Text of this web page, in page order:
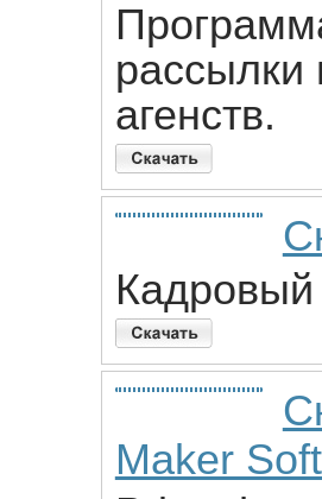
рассылки
агенств.
Кадровый
Maker